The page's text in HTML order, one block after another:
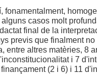
fonamentalment,
casos molt
final de la
previs que finalment
entre altres matèries, 8
i 7
(2 i 6) i 11